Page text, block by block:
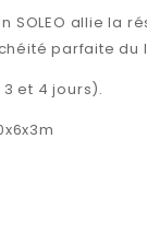
SOLEO allie la
parfaite du
et 4 jours).